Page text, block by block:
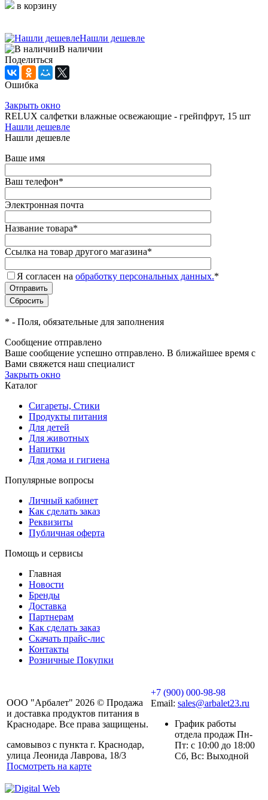
в корзину
Нашли дешевле
В наличии
Поделиться
Ошибка
Закрыть окно
RELUX салфетки влажные освежающие - грейпфрут, 15 шт
Нашли дешевле
Нашли дешевле
Ваше имя
Ваш телефон*
Электронная почта
Название товара*
Ссылка на товар другого магазина*
Я согласен на обработку персональных данных.*
* - Поля, обязательные для заполнения
Сообщение отправлено
Ваше сообщение успешно отправлено. В ближайшее время с
Вами свяжется наш специалист
Закрыть окно
Каталог
Сигареты, Стики
Продукты питания
Для детей
Для животных
Напитки
Для дома и гигиена
Популярные вопросы
Личный кабинет
Как сделать заказ
Реквизиты
Публичная оферта
Помощь и сервисы
Главная
Новости
Бренды
Доставка
Партнерам
Как сделать заказ
Скачать прайс-лис
Контакты
Розничные Покупки
ООО "Арбалет" 2026 © Продажа
и доставка продуктов питания в
Краснодаре. Все права защищены.
самовывоз с пункта г. Краснодар,
улица Леонида Лаврова, 18/3
Посмотреть на карте
+7 (900) 000-98-98
Email: sales@arbalet23.ru
График работы
отдела продаж Пн-
Пт: с 10:00 до 18:00
Сб, Вс: Выходной